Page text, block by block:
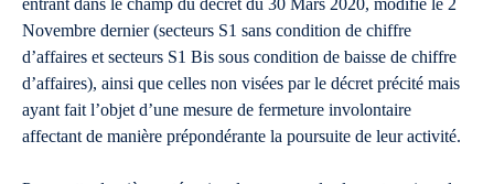
entrant dans le champ du décret du 30 Mars 2020, modifié le 2
Novembre dernier (secteurs S1 sans condition de chiffre
d’affaires et secteurs S1 Bis sous condition de baisse de chiffre
d’affaires), ainsi que celles non visées par le décret précité mais
ayant fait l’objet d’une mesure de fermeture involontaire
affectant de manière prépondérante la poursuite de leur activité.